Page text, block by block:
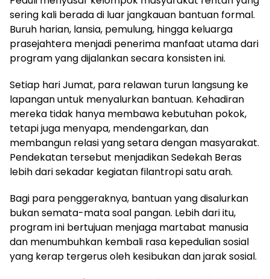
sering kali berada di luar jangkauan bantuan formal.
Buruh harian, lansia, pemulung, hingga keluarga
prasejahtera menjadi penerima manfaat utama dari
program yang dijalankan secara konsisten ini.
Setiap hari Jumat, para relawan turun langsung ke
lapangan untuk menyalurkan bantuan. Kehadiran
mereka tidak hanya membawa kebutuhan pokok,
tetapi juga menyapa, mendengarkan, dan
membangun relasi yang setara dengan masyarakat.
Pendekatan tersebut menjadikan Sedekah Beras
lebih dari sekadar kegiatan filantropi satu arah.
Bagi para penggeraknya, bantuan yang disalurkan
bukan semata-mata soal pangan. Lebih dari itu,
program ini bertujuan menjaga martabat manusia
dan menumbuhkan kembali rasa kepedulian sosial
yang kerap tergerus oleh kesibukan dan jarak sosial.